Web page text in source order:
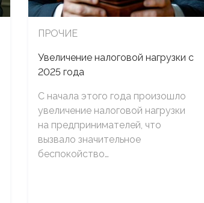
ПРОЧИЕ
Увеличение налоговой нагрузки с
2025 года
С начала этого года произошло
увеличение налоговой нагрузки
на предпринимателей, что
вызвало значительное
беспокойство…